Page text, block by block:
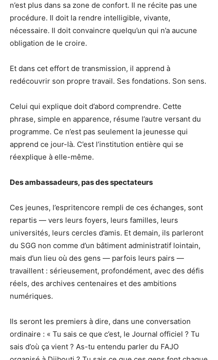
n’est plus dans sa zone de confort. Il ne récite pas une
procédure. Il doit la rendre intelligible, vivante,
nécessaire. Il doit convaincre quelqu’un qui n’a aucune
obligation de le croire.
Et dans cet effort de transmission, il apprend à
redécouvrir son propre travail. Ses fondations. Son sens.
Celui qui explique doit d’abord comprendre. Cette
phrase, simple en apparence, résume l’autre versant du
programme. Ce n’est pas seulement la jeunesse qui
apprend ce jour-là. C’est l’institution entière qui se
réexplique à elle-même.
Des ambassadeurs, pas des spectateurs
Ces jeunes, l’espritencore rempli de ces échanges, sont
repartis — vers leurs foyers, leurs familles, leurs
universités, leurs cercles d’amis. Et demain, ils parleront
du SGG non comme d’un bâtiment administratif lointain,
mais d’un lieu où des gens — parfois leurs pairs —
travaillent : sérieusement, profondément, avec des défis
réels, des archives centenaires et des ambitions
numériques.
Ils seront les premiers à dire, dans une conversation
ordinaire : « Tu sais ce que c’est, le Journal officiel ? Tu
sais d’où ça vient ? As-tu entendu parler du FAJO